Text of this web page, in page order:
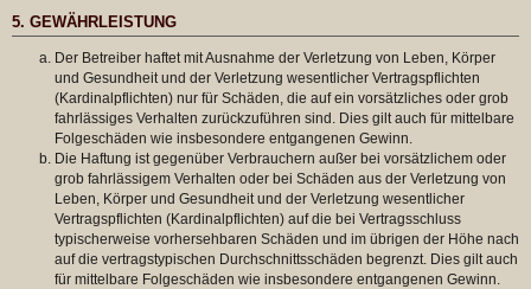
5. GEWÄHRLEISTUNG
Der Betreiber haftet mit Ausnahme der Verletzung von Leben, Körper
und Gesundheit und der Verletzung wesentlicher Vertragspflichten
(Kardinalpflichten) nur für Schäden, die auf ein vorsätzliches oder grob
fahrlässiges Verhalten zurückzuführen sind. Dies gilt auch für mittelbare
Folgeschäden wie insbesondere entgangenen Gewinn.
Die Haftung ist gegenüber Verbrauchern außer bei vorsätzlichem oder
grob fahrlässigem Verhalten oder bei Schäden aus der Verletzung von
Leben, Körper und Gesundheit und der Verletzung wesentlicher
Vertragspflichten (Kardinalpflichten) auf die bei Vertragsschluss
typischerweise vorhersehbaren Schäden und im übrigen der Höhe nach
auf die vertragstypischen Durchschnittsschäden begrenzt. Dies gilt auch
für mittelbare Folgeschäden wie insbesondere entgangenen Gewinn.